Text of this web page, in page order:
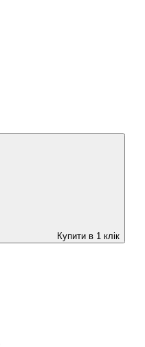
Купити в 1 клік